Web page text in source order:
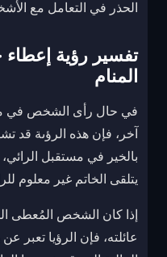
الحذر في التعامل مع
تفسير رؤية
المنام
في حال رأى الشخص في
آخر، فإن هذه الرؤىة قد
بالخير في مستقبل
يتلقى الخاتم غير معلوم
إذا كان الشخص المُعطى
عائلته، فإن الرؤيا تعبر